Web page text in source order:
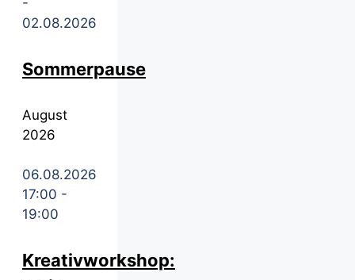
02.08.2026
Sommerpause
August
2026
06.08.2026
17:00 -
19:00
Kreativworkshop: